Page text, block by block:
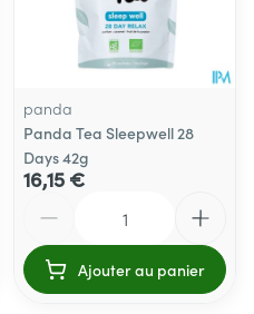
panda
Panda Tea Sleepwell 28
Days 42g
16,15 €
Ajouter au panier